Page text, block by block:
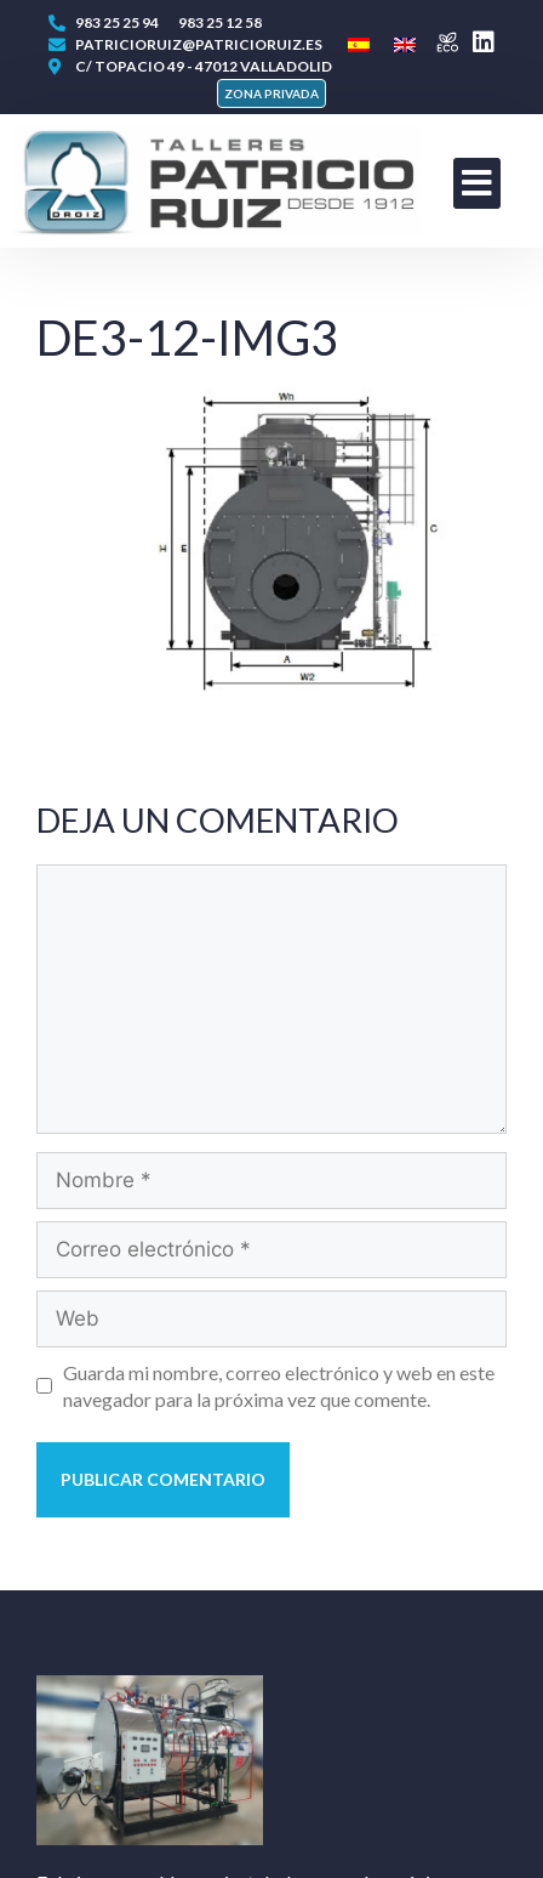
983 25 25 94
983 25 12 58
PATRICIORUIZ@PATRICIORUIZ.ES
C/ TOPACIO 49 - 47012 VALLADOLID
ZONA PRIVADA
DE3-12-IMG3
DEJA UN COMENTARIO
Guarda mi nombre, correo electrónico y web en este
navegador para la próxima vez que comente.